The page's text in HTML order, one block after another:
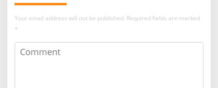
Your email address will not be published. Required fields are marked
*